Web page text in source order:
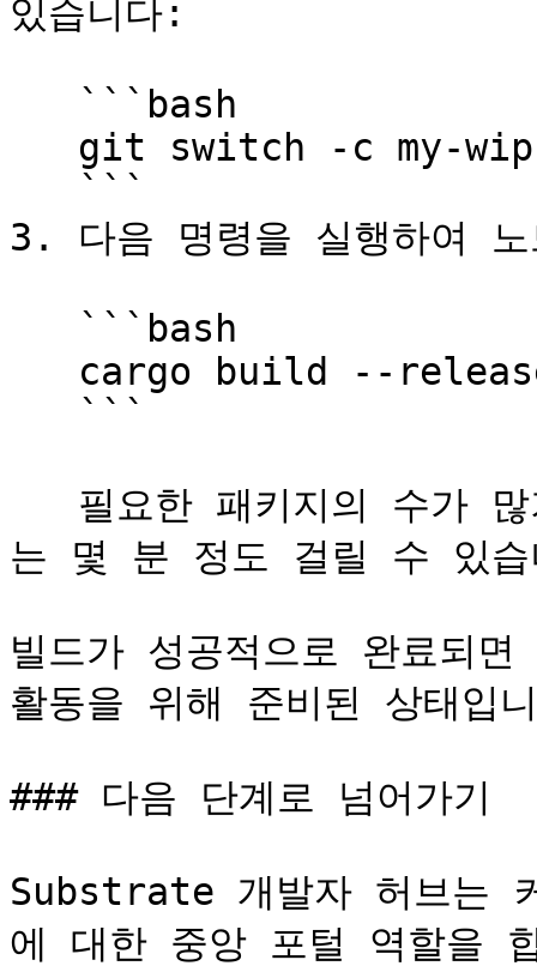
있습니다:
3. 다음 명령을 실행하여
는 몇 분 정도 걸릴 수 있
빌드가 성공적으로 완료되
활동을 위해 준비된 상태입
### 다음 단계로 넘어가기
Substrate 개발자 허브는
에 대한 중앙 포털 역할을